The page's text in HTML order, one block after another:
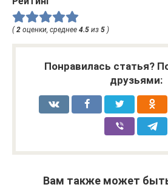
(2 оценки, среднее 4.5 из 5 )
Понравилась статья?
друзьями:
Вам также может